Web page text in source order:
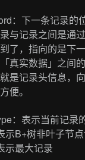
：下一条记录的
与记录之间是通
了，指向的是下
真实数据」之间
是记录头信息，
便。
：表示当前记录
示B+树非叶子节
示最大记录